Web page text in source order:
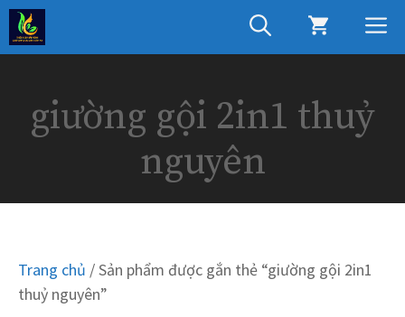
Chuyển
đến
nội
giường gội 2in1 thuỷ
nguyên
Trang chủ / Sản phẩm được gắn thẻ “giường gội 2in1
thuỷ nguyên”